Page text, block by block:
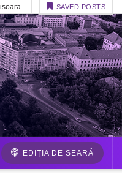
SAVED POSTS
EDIȚIA DE SEARĂ